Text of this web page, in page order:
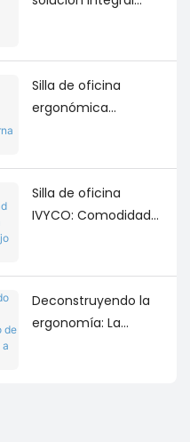
universitario
Silla de oficina
ergonómica
moderna se une al
diseño
contemporáneo del
Silla de oficina
IVYCO: Comodidad
modernos
Deconstruyendo la
ergonomía: La